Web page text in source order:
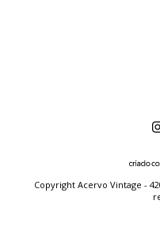
Copyright Acervo Vintage -